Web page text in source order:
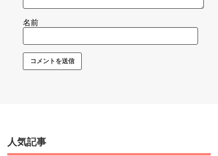
名前
人気記事